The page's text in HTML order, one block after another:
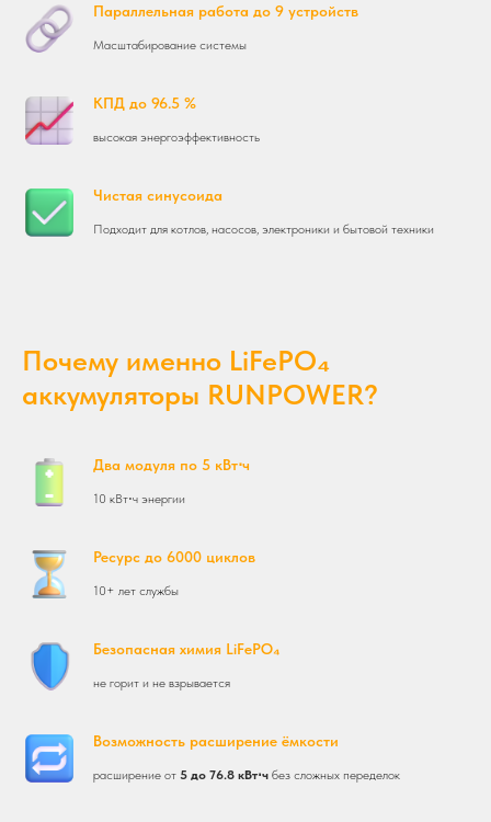
Параллельная работа до 9 устройств
Масштабирование системы
КПД до 96.5 %
высокая энергоэффективность
Чистая синусоида
Подходит для котлов, насосов, электроники и бытовой техники
Почему именно LiFePO₄
аккумуляторы RUNPOWER?
Два модуля по 5 кВт⋅ч
10 кВт⋅ч энергии
Ресурс до 6000 циклов
10+ лет службы
Безопасная химия LiFePO₄
не горит и не взрывается
Возможность расширение ёмкости
расширение от 5 до 76.8 кВт⋅ч без сложных переделок